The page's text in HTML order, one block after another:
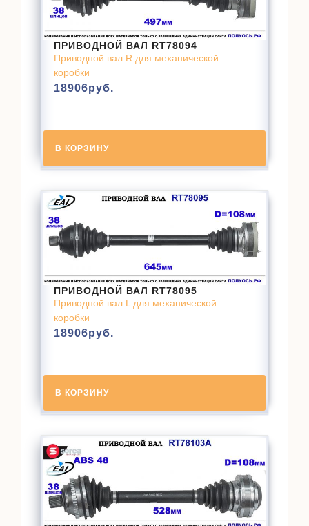
ПРИВОДНОЙ ВАЛ RT78094
Приводной вал R для механической
коробки
18906руб.
В КОРЗИНУ
ПРИВОДНОЙ ВАЛ RT78095
Приводной вал L для механической
коробки
18906руб.
В КОРЗИНУ